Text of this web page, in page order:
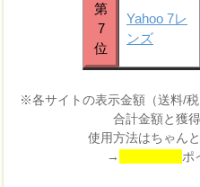
第
7
位
Yahoo 7レ
ンズ
※各サイトの表示金額（送料/
合計金額と獲
使用方法はちゃん
→
ポ